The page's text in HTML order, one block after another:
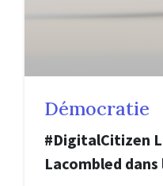
Démocratie
#DigitalCitizen
Lacombled dans